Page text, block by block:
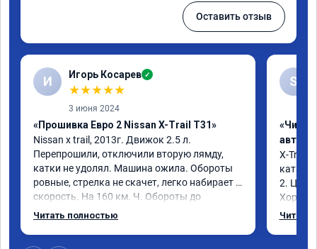
Оставить отзыв
И Игорь Косарев ✓
★★★★★
3 июня 2024
«Прошивка Евро 2 Nissan X-Trail T31»
Nissan x trаil, 2013г. Движок 2.5 л.
Перепрошили, отключили вторую лямду,
катки не удолял. Машина ожила. Обороты
ровные, стрелка не скачет, легко набирает
скорость. На 160 км. Ч. Обороты до
3000.расход тот-же без изменения 12л.
Читать полностью
S
«Чип
X-Trail
2. Цена
Читать